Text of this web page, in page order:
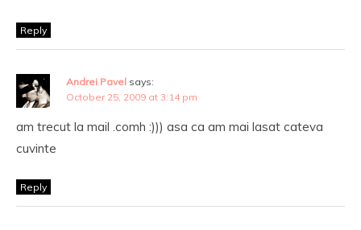
Reply
Andrei Pavel says:
October 25, 2009 at 3:14 pm
am trecut la mail .comh :))) asa ca am mai lasat cateva
cuvinte
Reply